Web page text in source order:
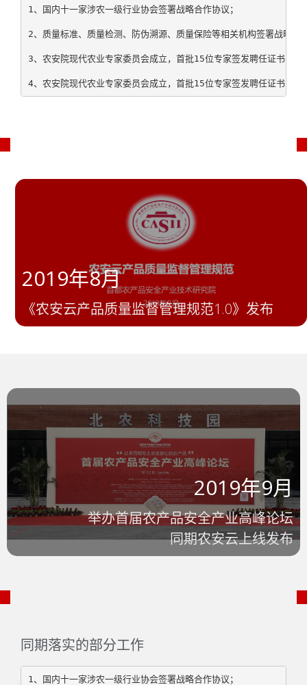
1、国内十一家涉农一级行业协会签署战略合作协议；
2、质量标准、质量检测、防伪溯源、质量保险等相关机构签署战略合
3、农安院现代农业专家委员会成立，首批15位专家签发聘任证书；
4、农安院现代农业专家委员会成立，首批15位专家签发聘任证书；
2019年8月
《农安云产品质量监督管理规范1.0》发布
2019年9月
举办首届农产品安全产业高峰论坛
同期农安云上线发布
同期落实的部分工作
1、国内十一家涉农一级行业协会签署战略合作协议；